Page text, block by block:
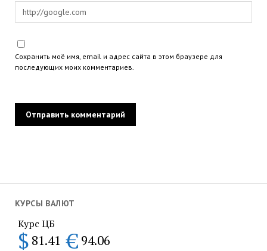
КУРСЫ ВАЛЮТ
Курс ЦБ
$ 81.41 € 94.06
Сохранить моё имя, email и адрес сайта в этом браузере для
последующих моих комментариев.